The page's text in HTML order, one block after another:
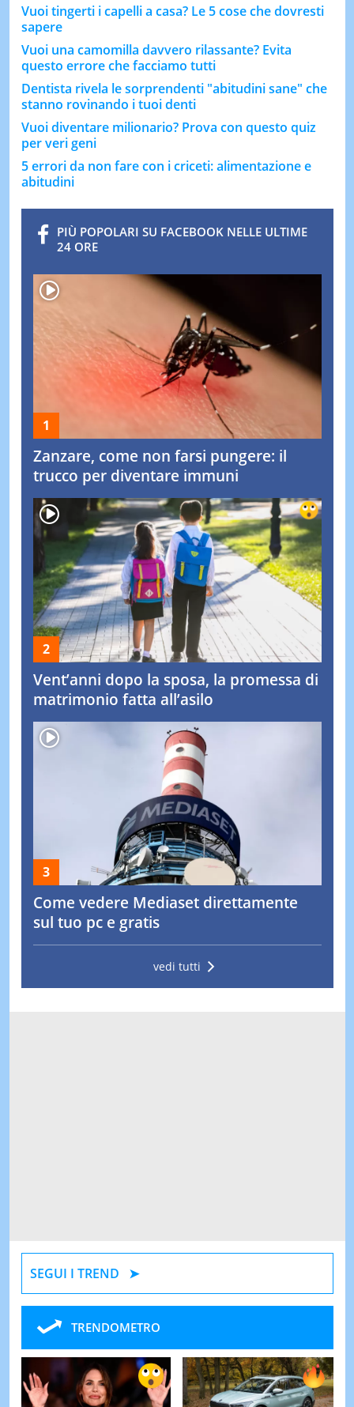
Vuoi tingerti i capelli a casa? Le 5 cose che dovresti
sapere
Vuoi una camomilla davvero rilassante? Evita
questo errore che facciamo tutti
Dentista rivela le sorprendenti "abitudini sane" che
stanno rovinando i tuoi denti
Vuoi diventare milionario? Prova con questo quiz
per veri geni
5 errori da non fare con i criceti: alimentazione e
abitudini
PIÙ POPOLARI SU FACEBOOK NELLE ULTIME
24 ORE
Zanzare, come non farsi pungere: il
trucco per diventare immuni
Vent’anni dopo la sposa, la promessa di
matrimonio fatta all’asilo
Come vedere Mediaset direttamente
sul tuo pc e gratis
vedi tutti
SEGUI I TREND
TRENDOMETRO